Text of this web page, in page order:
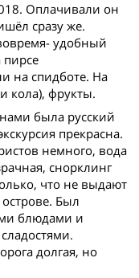
Оплачивали он
сразу же.
удобный
на спидботе. На
кола), фрукты.
была русский
прекрасна.
немного, вода
снорклинг
что не выдают
Был
блюдами и
долгая, но